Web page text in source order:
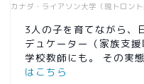
カナダ・ライアソン大学（現トロン
3人の子を育てながら、
デュケーター（家族支
学校教師にも。 その
はこちら